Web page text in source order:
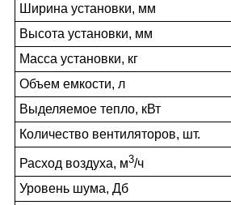
Ширина установки, мм
Высота установки, мм
Масса установки, кг
Объем емкости, л
Выделяемое тепло, кВт
Количество вентиляторов, шт.
Расход воздуха, м3/ч
Уровень шума, Дб